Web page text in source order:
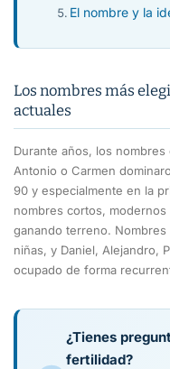
El nombre y la
Los nombres más
actuales
Durante años, los
Antonio o Carmen
90 y especialmente en la
nombres cortos,
ganando terreno. Nombres
niñas, y Daniel, Alejandro,
ocupado de forma
¿Tienes
fertilidad?